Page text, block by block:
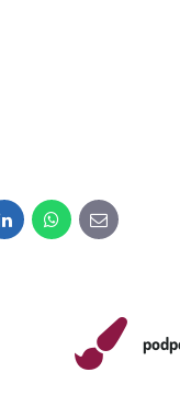
LinkedInWhatsApp
E-
mail